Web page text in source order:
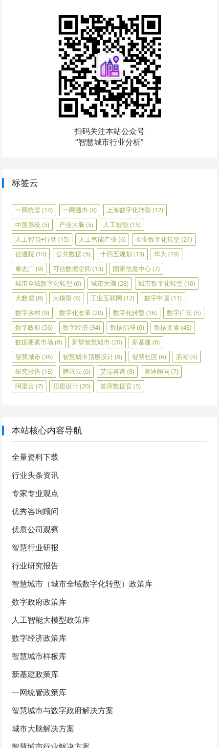
扫码关注本站公众号
“智慧城市行业分析”
标签云
一网统管(14) 一网通办(8) 上海数字化转型 (12)
中国系统(5) 产业大脑 (5) 人工智能(15)
人工智能+行动 (15) 人工智能产业 (6) 企业数字化转型 (21)
信通院(10) 公共数据(5) 十四五规划 (13) 华为 (19)
单志广(9) 可信数据空间 (13) 国家信息中心(7)
城市全域数字化转型 (6) 城市大脑 (28) 城市数字化转型 (10)
大数据(8) 大模型 (6) 工业互联网 (12) 数字中国 (11)
数字乡村(9) 数字化改革(20) 数字化转型 (16) 数字广东(5)
数字政府(56) 数字经济(34) 数据治理 (6) 数据要素(43)
数据要素市场 (8) 新型智慧城市(20) 新基建 (6)
智慧城市(36) 智慧城市顶层设计(9) 智慧社区 (6) 浪潮(5)
研究报告(13) 腾讯云 (6) 艾瑞咨询 (8) 赛迪顾问 (7)
阿里云 (7) 顶层设计(20) 首席数据官 (5)
本站核心内容导航
全量资料下载
行业头条资讯
专家专业观点
优秀咨询顾问
优质公司观察
智慧行业研报
行业研究报告
智慧城市（城市全域数字化转型）政策库
数字政府政策库
人工智能大模型政策库
数字经济政策库
智慧城市样板库
新基建政策库
一网统管政策库
智慧城市与数字政府解决方案
城市大脑解决方案